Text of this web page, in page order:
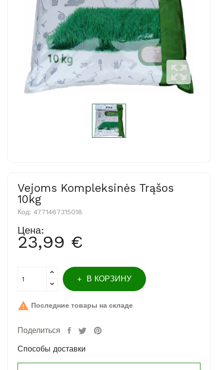
Vejoms Kompleksinės Trąšos
10kg
Код: 4771467315018
Цена:
23,99 €
В КОРЗИНУ
 Последние товары на складе
Поделиться
Способы доставки